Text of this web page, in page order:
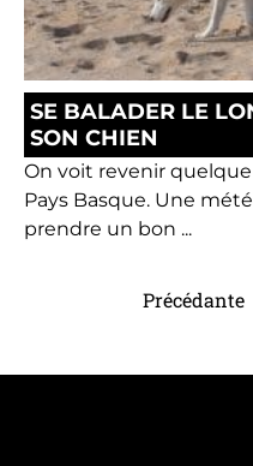
SE BALADER LE
SON CHIEN
On voit revenir
Pays Basque. Une
prendre un bon ...
Précédante